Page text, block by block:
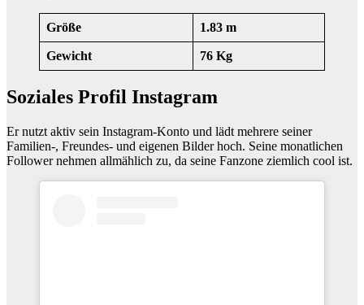
Größe 1.83 m
Gewicht 76 Kg
Soziales Profil Instagram
Er nutzt aktiv sein Instagram-Konto und lädt mehrere seiner
Familien-, Freundes- und eigenen Bilder hoch. Seine monatlichen
Follower nehmen allmählich zu, da seine Fanzone ziemlich cool ist.